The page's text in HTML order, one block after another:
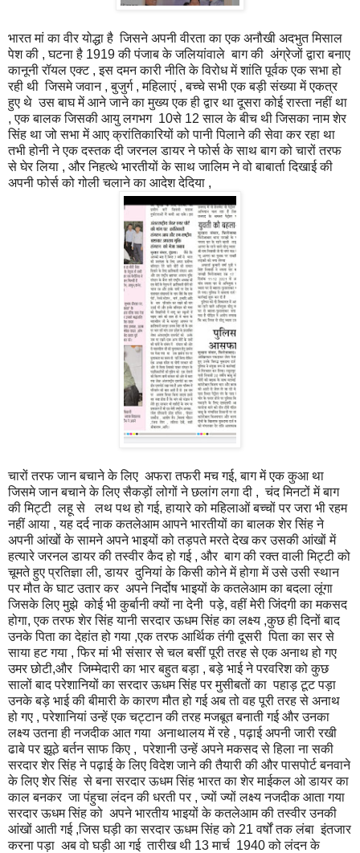
भारत मां का वीर योद्धा है जिसने अपनी वीरता का एक अनौखी अदभुत मिसाल
पेश की , घटना है 1919 की पंजाब के जलियांवाले बाग की अंग्रेजों द्वारा बनाए
कानूनी रॉयल एक्ट , इस दमन कारी नीति के विरोध में शांति पूर्वक एक सभा हो
रही थी जिसमे जवान , बुजुर्ग , महिलाएं , बच्चे सभी एक बड़ी संख्या में एकत्र
हुए थे उस बाघ में आने जाने का मुख्य एक ही द्वार था दूसरा कोई रास्ता नहीं था
, एक बालक जिसकी आयु लगभग 10से 12 साल के बीच थी जिसका नाम शेर
सिंह था जो सभा में आए क्रांतिकारियों को पानी पिलाने की सेवा कर रहा था
तभी होनी ने एक दस्तक दी जरनल डायर ने फोर्स के साथ बाग को चारों तरफ
से घेर लिया , और निहत्थे भारतीयों के साथ जालिम ने वो बाबार्ता दिखाई की
अपनी फोर्स को गोली चलाने का आदेश देदिया ,
चारों तरफ जान बचाने के लिए अफरा तफरी मच गई, बाग में एक कुआ था
जिसमे जान बचाने के लिए सैकड़ों लोगों ने छलांग लगा दी , चंद मिनटों में बाग
की मिट्टी लहू से लथ पथ हो गई, हायारे को महिलाओं बच्चों पर जरा भी रहम
नहीं आया , यह दर्द नाक कतलेआम आपने भारतीयों का बालक शेर सिंह ने
अपनी आंखों के सामने अपने भाइयों को तड़पते मरते देख कर उसकी आंखों में
हत्यारे जरनल डायर की तस्वीर कैद हो गई , और बाग की रक्त वाली मिट्टी को
चूमते हुए प्रतिज्ञा ली, डायर दुनियां के किसी कोने में होगा में उसे उसी स्थान
पर मौत के घाट उतार कर अपने निर्दोष भाइयों के कतलेआम का बदला लूंगा
जिसके लिए मुझे कोई भी कुर्बानी क्यों ना देनी पड़े, वहीं मेरी जिंदगी का मकसद
होगा, एक तरफ शेर सिंह यानी सरदार ऊधम सिंह का लक्ष्य ,कुछ ही दिनों बाद
उनके पिता का देहांत हो गया ,एक तरफ आर्थिक तंगी दूसरी पिता का सर से
साया हट गया , फिर मां भी संसार से चल बसीं पूरी तरह से एक अनाथ हो गए
उमर छोटी,और जिम्मेदारी का भार बहुत बड़ा , बड़े भाई ने परवरिश को कुछ
सालों बाद परेशानियों का सरदार ऊधम सिंह पर मुसीबतों का पहाड़ टूट पड़ा
उनके बड़े भाई की बीमारी के कारण मौत हो गई अब तो वह पूरी तरह से अनाथ
हो गए , परेशानियां उन्हें एक चट्टान की तरह मजबूत बनाती गई और उनका
लक्ष्य उतना ही नजदीक आत गया अनाथालय में रहे , पढ़ाई अपनी जारी रखी
ढाबे पर झूठे बर्तन साफ किए , परेशानी उन्हें अपने मकसद से हिला ना सकी
सरदार शेर सिंह ने पढ़ाई के लिए विदेश जाने की तैयारी की और पासपोर्ट बनवाने
के लिए शेर सिंह से बना सरदार ऊधम सिंह भारत का शेर माईकल ओ डायर का
काल बनकर जा पंहुचा लंदन की धरती पर , ज्यों ज्यों लक्ष्य नजदीक आता गया
सरदार ऊधम सिंह को अपने भारतीय भाइयों के कतलेआम की तस्वीर उनकी
आंखों आती गई ,जिस घड़ी का सरदार ऊधम सिंह को 21 वर्षों तक लंबा इंतजार
करना पड़ा अब वो घड़ी आ गई तारीख थी 13 मार्च 1940 को लंदन के